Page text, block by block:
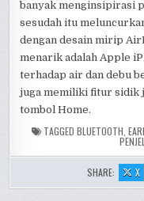
banyak menginsipirasi
sesudah itu
dengan desain mirip
menarik adalah Apple
terhadap air dan debu
juga memiliki fitur sidik
tombol Home.
TAGGED BLUETOOTH,
SHARE: X: